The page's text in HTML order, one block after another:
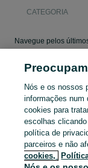
CATEGORIA
Mapa do site
Mapa das freguesias
Mapa de mini-sites
Pesquisas populares
Nós e os nossos
informações num
cookies para
escolhas
política de
parceiros e não
cookies,